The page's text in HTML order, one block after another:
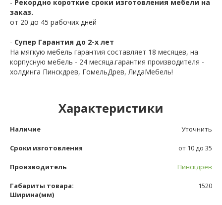
- Рекордно короткие сроки изготовления мебели на
заказ.
от 20 до 45 рабочих дней
- Супер Гарантия до 2-х лет
На мягкую мебель гарантия составляет 18 месяцев, на
корпусную мебель - 24 месяца.гарантия производителя -
холдинга Пинскдрев, ГомельДрев, ЛидаМебель!
Характеристики
Наличие Уточнить
Сроки изготовления от 10 до 35
Производитель Пинскдрев
Габариты товара:
Ширина(мм)
1520